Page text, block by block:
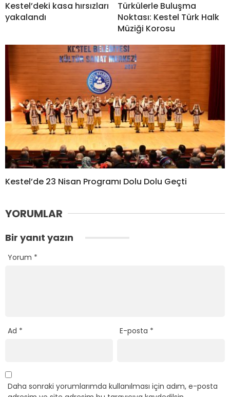
Kestel’deki kasa hırsızları
yakalandı
Türkülerle Buluşma
Noktası: Kestel Türk Halk
Müziği Korosu
Kestel’de 23 Nisan Programı Dolu Dolu Geçti
YORUMLAR
Bir yanıt yazın
Yorum *
Ad * E-posta *
Daha sonraki yorumlarımda kullanılması için adım, e-posta